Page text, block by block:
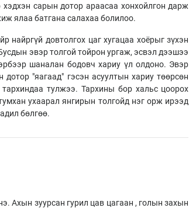
сарын дотор араасаа хонхойлгон дарж
ялаа батгана салахаа болилоо.
найргүй довтолгох цаг хугацаа хоёрыг зүхэн
эвэр толгой тойрон ургаж, эсвэл дээшээ
шаналан бодовч хариу үл олдоно. Эвэр
"яагаад" гэсэн асуултын хариу төөрсөн
тулжээ. Тархины бор хальс цоорох
ухаарал янгирын толгойд нэг орж ирээд
бөлгөө.
Ахын зуурсан гурил цав цагаан , голын захын